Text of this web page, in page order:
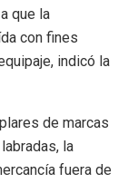
que la
con fines
indicó la
de marcas
la
fuera de